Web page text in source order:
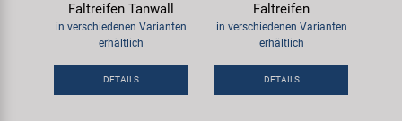
Faltreifen Tanwall
in verschiedenen Varianten
erhältlich
DETAILS
Faltreifen
in verschiedenen Varianten
erhältlich
DETAILS